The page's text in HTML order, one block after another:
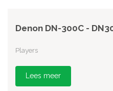
Denon DN-300C -
Players
Lees meer